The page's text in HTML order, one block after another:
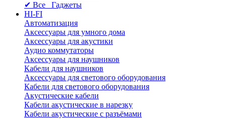
✔ Все Гаджеты
HI-FI
Автоматизация
Аксессуары для умного дома
Аксессуары для акустики
Аудио коммутаторы
Аксессуары для наушников
Кабели для наушников
Аксессуары для светового оборудования
Кабели для светового оборудования
Акустические кабели
Кабели акустические в нарезку
Кабели акустические с разъёмами